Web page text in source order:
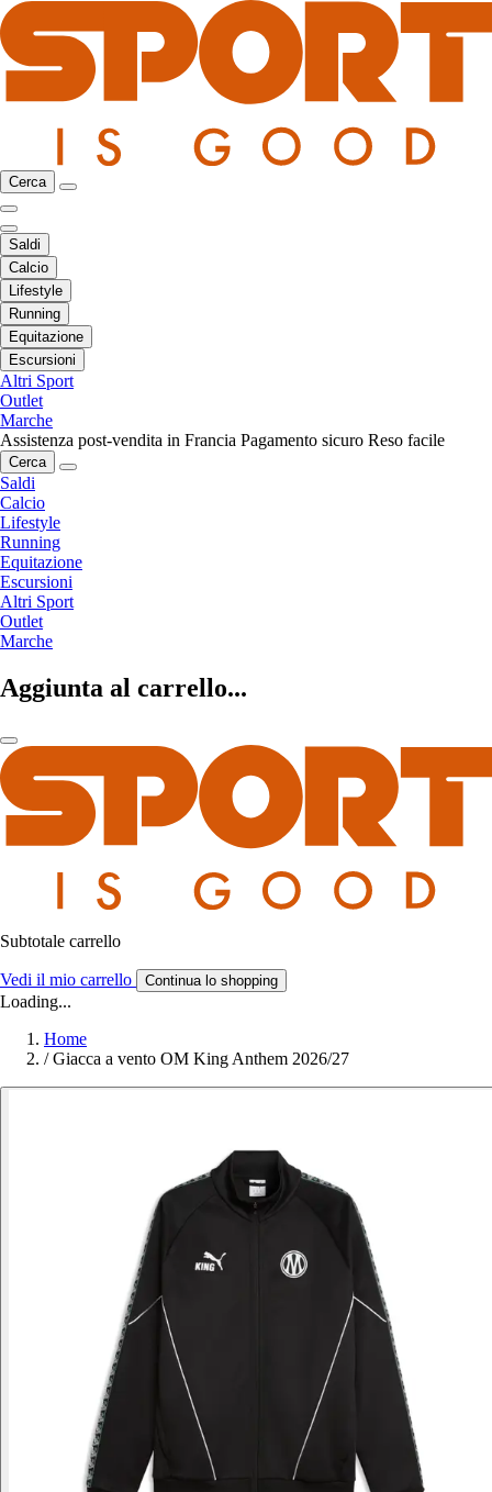
Cerca
Saldi
Calcio
Lifestyle
Running
Equitazione
Escursioni
Altri Sport
Outlet
Marche
Assistenza post-vendita in Francia Pagamento sicuro Reso facile
Cerca
Saldi
Calcio
Lifestyle
Running
Equitazione
Escursioni
Altri Sport
Outlet
Marche
Aggiunta al carrello...
Subtotale carrello
Vedi il mio carrello Continua lo shopping
Loading...
Home
/ Giacca a vento OM King Anthem 2026/27